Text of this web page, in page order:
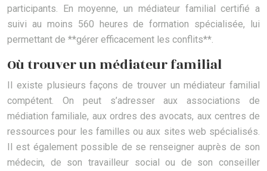
participants. En moyenne, un médiateur familial certifié a
suivi au moins 560 heures de formation spécialisée, lui
permettant de **gérer efficacement les conflits**.
Où trouver un médiateur familial
Il existe plusieurs façons de trouver un médiateur familial
compétent. On peut s’adresser aux associations de
médiation familiale, aux ordres des avocats, aux centres de
ressources pour les familles ou aux sites web spécialisés.
Il est également possible de se renseigner auprès de son
médecin, de son travailleur social ou de son conseiller